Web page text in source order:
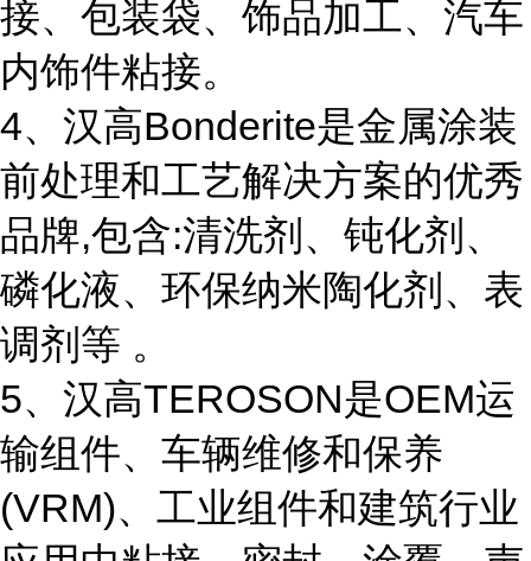
接、包装袋、饰品加工、汽车
内饰件粘接。
4、汉高Bonderite是金属涂装
前处理和工艺解决方案的优秀
品牌,包含:清洗剂、钝化剂、
磷化液、环保纳米陶化剂、表
调剂等 。
5、汉高TEROSON是OEM运
输组件、车辆维修和保养
(VRM)、工业组件和建筑行业